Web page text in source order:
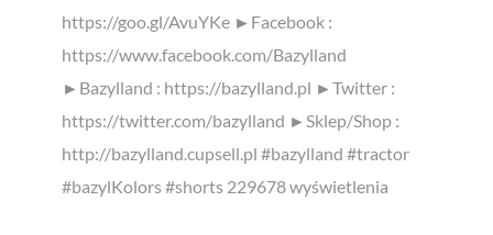
https://goo.gl/AvuYKe ►Facebook :
https://www.facebook.com/Bazylland
►Bazylland : https://bazylland.pl ►Twitter :
https://twitter.com/bazylland ►Sklep/Shop :
http://bazylland.cupsell.pl #bazylland #tractor
#bazylKolors #shorts 229678 wyświetlenia